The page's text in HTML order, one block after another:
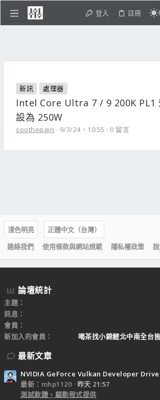
登入 註冊
新訊 處理器
Intel Core Ultra 7 / 9 200K PL1
設為 250W
soothepain 9/3/24，10:55 0 留言
淺色明亮
正體中文（台灣）
連絡我們
使用條款與網站規範 隱私權政策
論壇統計
主題
訊息
會員
新加入的會員
喝茶找小錦鯉北中南全台
最新文章
NVIDIA GeForce Vulkan Developer
最新：mhp1120
昨天 21:57
測試軟體、驅動程式提供